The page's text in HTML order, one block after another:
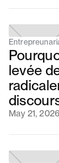
levée
May 21, 2026